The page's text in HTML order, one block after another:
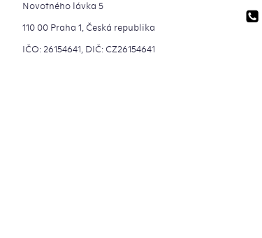
Novotného lávka 5
110 00 Praha 1, Česká republika
IČO: 26154641, DIČ: CZ26154641